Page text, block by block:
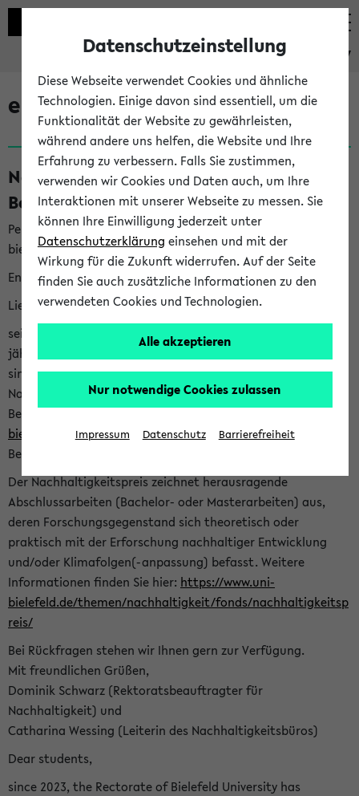
eKVV
eKVV News
Nachhaltigkeitspreis 2026:
Bewerbungsphase gestartet (06.08.26)
Per E-Mail eingestellt von nachhaltigkeitsbuero@uni-
bielefeld.de an den Verteiler 'Alle Studierenden':
English version below
Liebe Studierende,
seit 2023 verleiht das Rektorat der Universität Bielefeld
jährlich den Nachhaltigkeitspreis für Abschlussarbeiten. Sie
sind herzlich eingeladen sich mit Ihrer Abschlussarbeit beim
Nachhaltigkeitsbüro zu bewerben. Bitte nutzen Sie für Ihre
Bewerbung dieses Formular<https://formulare.uni-
bielefeld.de/frontend-server/form/provide/913/>. Die
Bewerbungsfrist endet am 30.09.2026.
Der Nachhaltigkeitspreis zeichnet herausragende
Abschlussarbeiten (Bachelor- oder Masterarbeiten) aus,
deren Forschungsgegenstand sich theoretisch oder
praktisch mit der Erforschung nachhaltiger Entwicklung
und/oder Klimafolgen(-anpassung) befasst. Weitere
Informationen finden Sie hier: https://www.uni-
bielefeld.de/themen/nachhaltigkeit/fonds/nachhaltigkeitsp
reis/
Bei Rückfragen stehen wir Ihnen gern zur Verfügung.
Mit freundlichen Grüßen,
Dominik Schwarz (Rektoratsbeauftragter für
Nachhaltigkeit) und
Catharina Wessing (Leiterin des Nachhaltigkeitsbüros)
Dear students,
since 2023, the Rectorate of Bielefeld University has
Datenschutzeinstellung
Diese Webseite verwendet Cookies und ähnliche
Technologien. Einige davon sind essentiell, um die
Funktionalität der Website zu gewährleisten,
während andere uns helfen, die Website und Ihre
Erfahrung zu verbessern. Falls Sie zustimmen,
verwenden wir Cookies und Daten auch, um Ihre
Interaktionen mit unserer Webseite zu messen. Sie
können Ihre Einwilligung jederzeit unter
Datenschutzerklärung einsehen und mit der
Wirkung für die Zukunft widerrufen. Auf der Seite
finden Sie auch zusätzliche Informationen zu den
verwendeten Cookies und Technologien.
Alle akzeptieren
Nur notwendige Cookies zulassen
Impressum Datenschutz Barrierefreiheit